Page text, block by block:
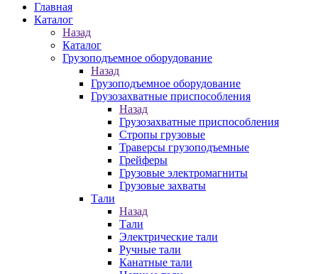
Главная
Каталог
Назад
Каталог
Грузоподъемное оборудование
Назад
Грузоподъемное оборудование
Грузозахватные приспособления
Назад
Грузозахватные приспособления
Стропы грузовые
Траверсы грузоподъемные
Грейферы
Грузовые электромагниты
Грузовые захваты
Тали
Назад
Тали
Электрические тали
Ручные тали
Канатные тали